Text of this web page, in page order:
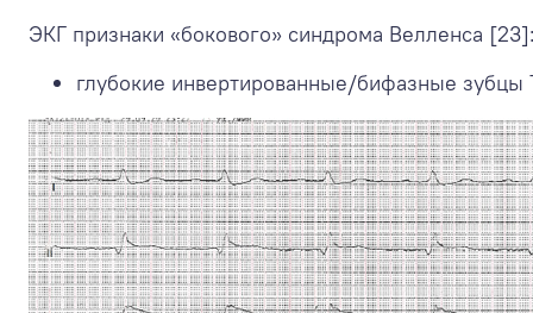
ЭКГ признаки «бокового» синдрома Велленса
глубокие инвертированные/бифазные зубцы